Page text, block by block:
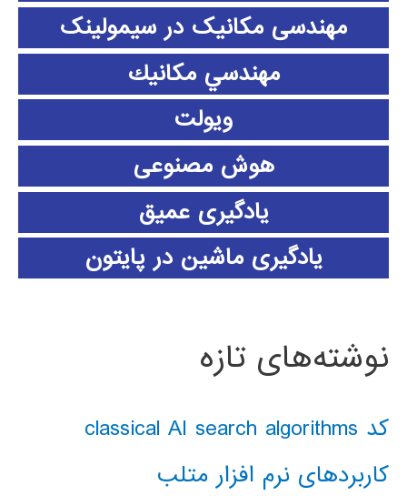
مهندسی مکانیک در سیمولینک
مهندسي مكانيك
ویولت
هوش مصنوعی
یادگیری عمیق
یادگیری ماشین در پایتون
نوشته‌های تازه
کد classical AI search algorithms
کاربردهای نرم افزار متلب